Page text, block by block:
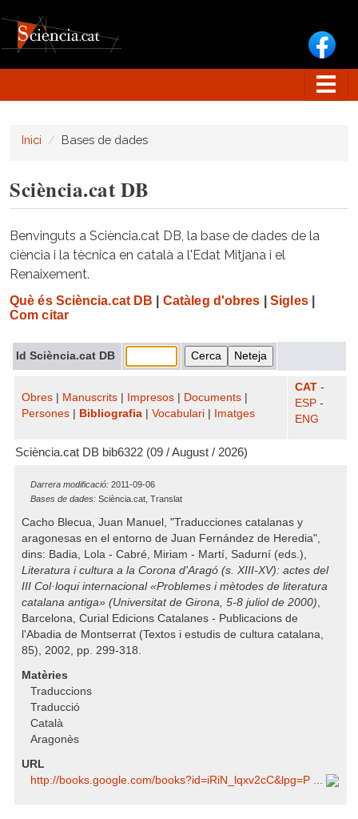
Inici Bases de dades
Sciència.cat DB
Benvinguts a Sciència.cat DB, la base de dades de la
ciència i la tècnica en català a l'Edat Mitjana i el
Renaixement.
Què és Sciència.cat DB Catàleg d'obres Sigles|
Com citar
Id Sciència.cat DB
Obres Manuscrits Impresos Documents
Persones
Bibliografia Vocabulari Imatges
CAT -
ESP -
ENG
Sciència.cat DB bib6322 (09 / August / 2026)
Darrera modificació: 2011-09-06
Bases de dades: Sciència.cat, Translat
Cacho Blecua, Juan Manuel, "Traducciones catalanas y
aragonesas en el entorno de Juan Fernández de Heredia",
dins: Badia, Lola - Cabré, Miriam - Martí, Sadurní (eds.),
Literatura i cultura a la Corona d'Aragó (s. XIII-XV): actes del
III Col·loqui internacional «Problemes i mètodes de literatura
catalana antiga» (Universitat de Girona, 5-8 juliol de 2000),
Barcelona, Curial Edicions Catalanes - Publicacions de
l'Abadia de Montserrat (Textos i estudis de cultura catalana,
85), 2002, pp. 299-318.
Matèries
Traduccions
Traducció
Català
Aragonès
URL
http:/​/​books.google.com/​books?id=iRiN_lqxv2cC​&lpg=P ...